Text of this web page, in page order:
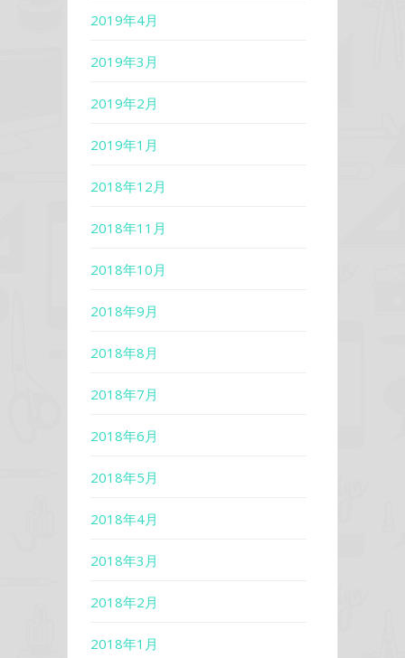
2019年4月
2019年3月
2019年2月
2019年1月
2018年12月
2018年11月
2018年10月
2018年9月
2018年8月
2018年7月
2018年6月
2018年5月
2018年4月
2018年3月
2018年2月
2018年1月